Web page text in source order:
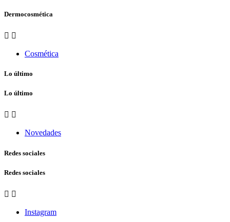
Dermocosmética
 
Cosmética
Lo último
Lo último
 
Novedades
Redes sociales
Redes sociales
 
Instagram